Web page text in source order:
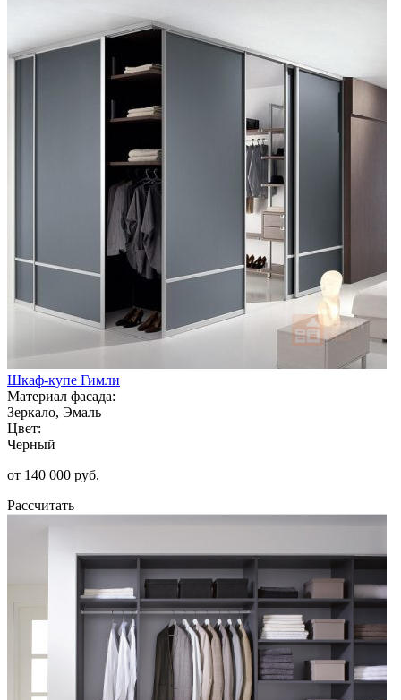
Шкаф-купе Гимли
Материал фасада:
Зеркало, Эмаль
Цвет:
Черный
от 140 000 руб.
Рассчитать